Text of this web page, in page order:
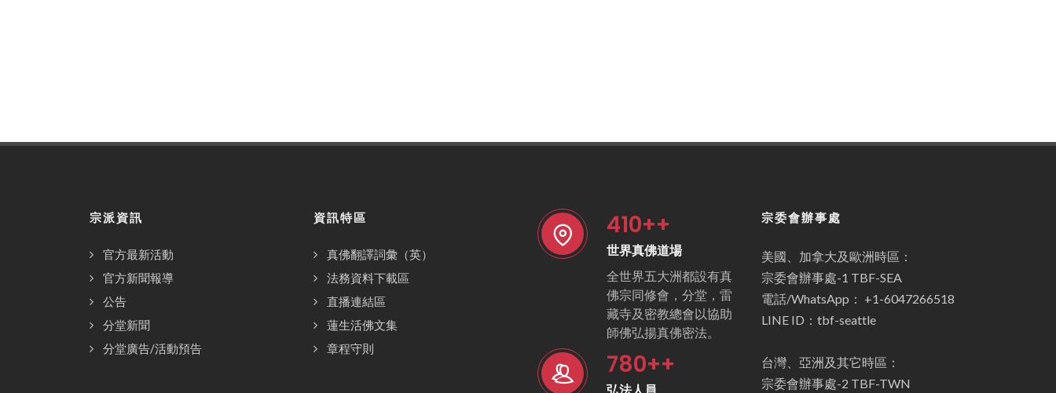
宗派資訊
官方最新活動
官方新聞報導
公告
分堂新聞
分堂廣告/活動預告
資訊特區
真佛翻譯詞彙（英）
法務資料下載區
直播連結區
蓮生活佛文集
章程守則
410++
世界真佛道場
全世界五大洲都設有真
佛宗同修會，分堂，雷
藏寺及密教總會以協助
師佛弘揚真佛密法。
780++
宗委會辦事處
美國、加拿大及歐洲時區：
宗委會辦事處-1 TBF-SEA
電話/WhatsApp： +1-6047266518
LINE ID：tbf-seattle
台灣、亞洲及其它時區：
宗委會辦事處-2 TBF-TWN